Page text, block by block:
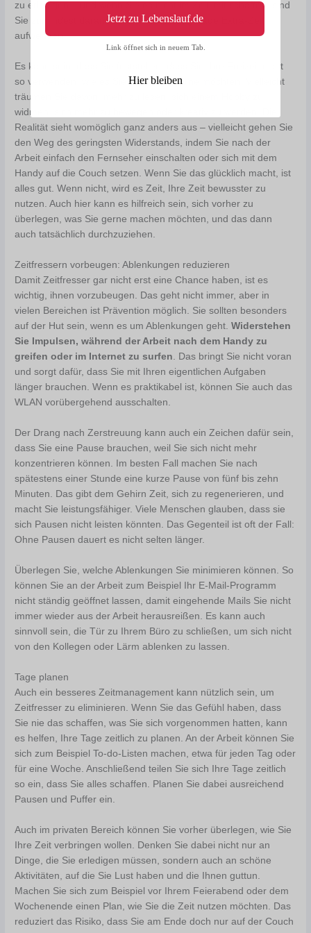
zu erledigen – und wenn Sie es nicht im Zeitlimit schaffen, sind
Sie zumindest daran erinnert, dass Sie gerade Extra-Zeit
aufwenden.
Es kann sein, dass Sie feststellen, dass Sie Ihre Freizeit nicht
so verwenden, wie es Sie eigentlich gerne möchten. Vielleicht
träumen Sie davon, mehr zu lesen, sich einem Hobby zu
widmen, sich mehr zu bewegen oder kreativ zu werden. Die
Realität sieht womöglich ganz anders aus – vielleicht gehen Sie
den Weg des geringsten Widerstands, indem Sie nach der
Arbeit einfach den Fernseher einschalten oder sich mit dem
Handy auf die Couch setzen. Wenn Sie das glücklich macht, ist
alles gut. Wenn nicht, wird es Zeit, Ihre Zeit bewusster zu
nutzen. Auch hier kann es hilfreich sein, sich vorher zu
überlegen, was Sie gerne machen möchten, und das dann
auch tatsächlich durchzuziehen.
Zeitfressern vorbeugen: Ablenkungen reduzieren
Damit Zeitfresser gar nicht erst eine Chance haben, ist es
wichtig, ihnen vorzubeugen. Das geht nicht immer, aber in
vielen Bereichen ist Prävention möglich. Sie sollten besonders
auf der Hut sein, wenn es um Ablenkungen geht.Widerstehen
Sie Impulsen, während der Arbeit nach dem Handy zu
greifen oder im Internet zu surfen. Das bringt Sie nicht voran
und sorgt dafür, dass Sie mit Ihren eigentlichen Aufgaben
länger brauchen. Wenn es praktikabel ist, können Sie auch das
WLAN vorübergehend ausschalten.
Der Drang nach Zerstreuung kann auch ein Zeichen dafür sein,
dass Sie eine Pause brauchen, weil Sie sich nicht mehr
konzentrieren können. Im besten Fall machen Sie nach
spätestens einer Stunde eine kurze Pause von fünf bis zehn
Minuten. Das gibt dem Gehirn Zeit, sich zu regenerieren, und
macht Sie leistungsfähiger. Viele Menschen glauben, dass sie
sich Pausen nicht leisten könnten. Das Gegenteil ist oft der Fall:
Ohne Pausen dauert es nicht selten länger.
Überlegen Sie, welche Ablenkungen Sie minimieren können. So
können Sie an der Arbeit zum Beispiel Ihr E-Mail-Programm
nicht ständig geöffnet lassen, damit eingehende Mails Sie nicht
immer wieder aus der Arbeit herausreißen. Es kann auch
sinnvoll sein, die Tür zu Ihrem Büro zu schließen, um sich nicht
von den Kollegen oder Lärm ablenken zu lassen.
Tage planen
Auch ein besseres Zeitmanagement kann nützlich sein, um
Zeitfresser zu eliminieren. Wenn Sie das Gefühl haben, dass
Sie nie das schaffen, was Sie sich vorgenommen hatten, kann
es helfen, Ihre Tage zeitlich zu planen. An der Arbeit können Sie
sich zum Beispiel To-do-Listen machen, etwa für jeden Tag oder
für eine Woche. Anschließend teilen Sie sich Ihre Tage zeitlich
so ein, dass Sie alles schaffen. Planen Sie dabei ausreichend
Pausen und Puffer ein.
Auch im privaten Bereich können Sie vorher überlegen, wie Sie
Ihre Zeit verbringen wollen. Denken Sie dabei nicht nur an
Dinge, die Sie erledigen müssen, sondern auch an schöne
Aktivitäten, auf die Sie Lust haben und die Ihnen guttun.
Machen Sie sich zum Beispiel vor Ihrem Feierabend oder dem
Wochenende einen Plan, wie Sie die Zeit nutzen möchten. Das
reduziert das Risiko, dass Sie am Ende doch nur auf der Couch
Link öffnet sich in neuem Tab.
Hier bleiben
Jetzt zu Lebenslauf.de